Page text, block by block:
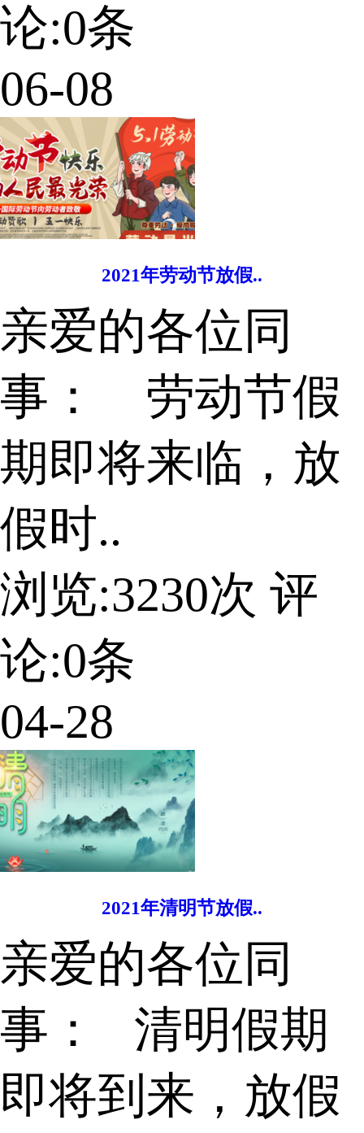
论:0条
06-08
2021年劳动节放假..
亲爱的各位同
事： 劳动节假
期即将来临，放
假时..
浏览:3230次 评
论:0条
04-28
2021年清明节放假..
亲爱的各位同
事： 清明假期
即将到来，放假